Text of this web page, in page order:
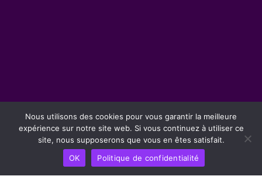
Nous utilisons des cookies pour vous garantir la meilleure
expérience sur notre site web. Si vous continuez à utiliser ce
site, nous supposerons que vous en êtes satisfait.
OK
Politique de confidentialité